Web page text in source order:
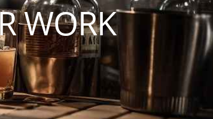
WORK